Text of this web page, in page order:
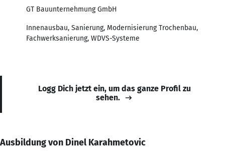
GT Bauunternehmung GmbH
Innenausbau, Sanierung, Modernisierung Trochenbau,
Fachwerksanierung, WDVS-Systeme
Logg Dich jetzt ein, um das ganze Profil zu
sehen.
Ausbildung von Dinel Karahmetovic